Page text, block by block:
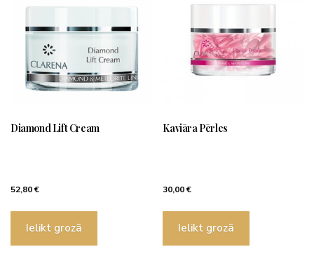
Diamond Lift Cream
52,80€
Ielikt grozā
Kaviāra Pērles
30,00€
Ielikt grozā